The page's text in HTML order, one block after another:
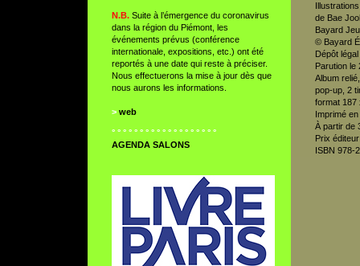
N.B.Suite à l’émergence du coronavirus
dans la région du Piémont, les
événements prévus (conférence
internationale, expositions, etc.) ont été
reportés à une date qui reste à préciser.
Nous effectuerons la mise à jour dès que
nous aurons les informations.
> web
° ° ° ° ° ° ° ° ° ° ° ° ° ° ° ° ° ° °
AGENDA SALONS
de Bae
Bayard
© Bayard
Dépôt
Parution le
Album
pop-up, 2
format 187
Imprimé
À partir de
Prix
ISBN 978-